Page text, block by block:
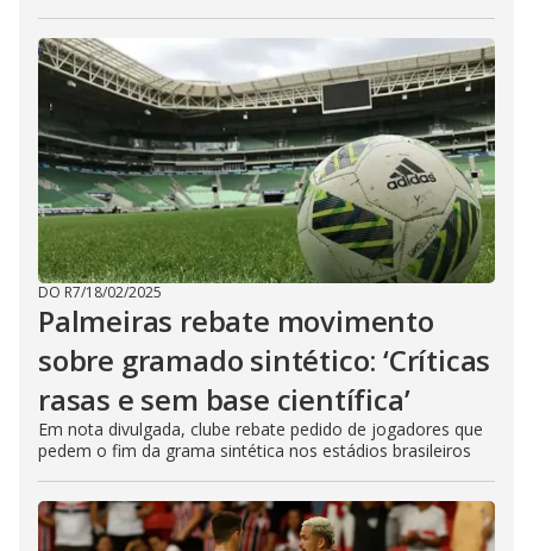
DO R7/18/02/2025
Palmeiras rebate movimento
sobre gramado sintético: ‘Críticas
rasas e sem base científica’
Em nota divulgada, clube rebate pedido de jogadores que
pedem o fim da grama sintética nos estádios brasileiros